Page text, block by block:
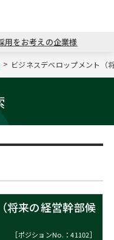
戻る
コンサ
戻る
キャリ
戻る
MBAの
戻る
日本か
戻る
パワー
用をお考えの企業様
ビジネスデベロップメント（
将来の経営幹部候
［ポジションNo.：41102］